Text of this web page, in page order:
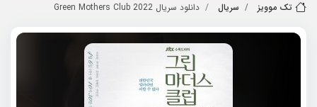
تک موویز سریال دانلود سریال 2022 Green Mothers Club